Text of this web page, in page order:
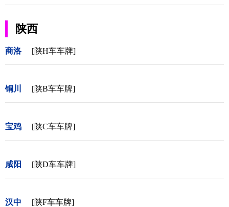
陕西
商洛 [陕H车车牌]
铜川 [陕B车车牌]
宝鸡 [陕C车车牌]
咸阳 [陕D车车牌]
汉中 [陕F车车牌]